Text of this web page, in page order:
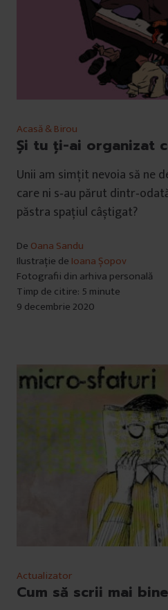
Acasă & Birou
Și tu ți-ai organizat
Unii am simțit nevoia să ne
care ni s‐au părut
păstra spațiul câștigat?
De Oana Sandu
Ilustrație de Ioana Șopov
Fotografii din arhiva personală
Timp de citire: 5 minute
9 decembrie 2020
Actualizator
Cum să scrii mai bine